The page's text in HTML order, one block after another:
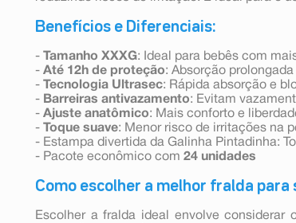
Benefícios e Diferenciais:
- Tamanho XXXG: Ideal para bebês com
- Até 12h de proteção: Absorção
- Tecnologia Ultrasec: Rápida absorção e
- Barreiras antivazamento: Evitam
- Ajuste anatômico: Mais conforto e
- Toque suave: Menor risco de irritações na
- Estampa divertida da Galinha Pintadinha:
- Pacote econômico com 24 unidades
Como escolher a melhor fralda para
Escolher a fralda ideal envolve considerar